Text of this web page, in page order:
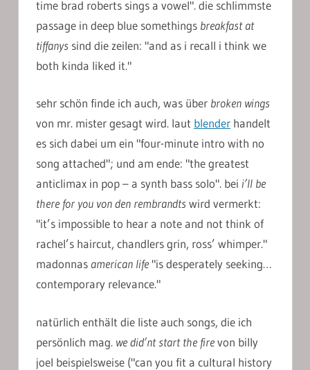
time brad roberts sings a vowel". die schlimmste
passage in deep blue somethings breakfast at
tiffanys sind die zeilen: "and as i recall i think we
both kinda liked it."
sehr schön finde ich auch, was über broken wings
von mr. mister gesagt wird. laut blender handelt
es sich dabei um ein "four-minute intro with no
song attached"; und am ende: "the greatest
anticlimax in pop – a synth bass solo". bei i’ll be
there for you von den rembrandts wird vermerkt:
"it’s impossible to hear a note and not think of
rachel’s haircut, chandlers grin, ross’ whimper."
madonnas american life"is desperately seeking…
contemporary relevance."
natürlich enthält die liste auch songs, die ich
persönlich mag. we did’nt start the firevon billy
joel beispielsweise ("can you fit a cultural history